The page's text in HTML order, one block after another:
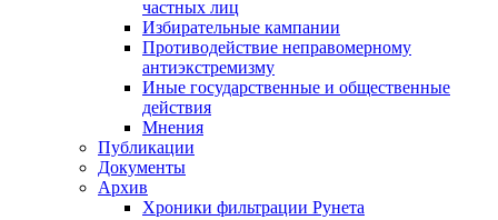
частных лиц
Избирательные кампании
Противодействие неправомерному
антиэкстремизму
Иные государственные и общественные
действия
Мнения
Публикации
Документы
Архив
Хроники фильтрации Рунета